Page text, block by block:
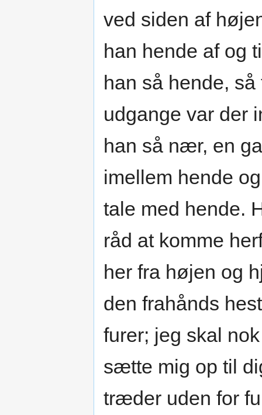
ved siden af
han hende af og
han så hende,
udgange var der
han så nær, en
imellem hende
tale med hende.
råd at komme
her fra højen og
den frahånds
furer; jeg skal
sætte mig op til
træder uden for